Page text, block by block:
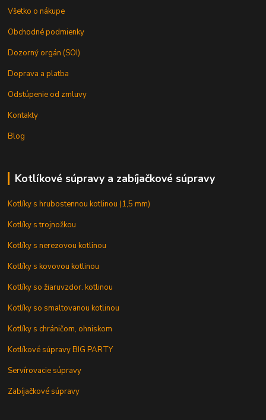
Všetko o nákupe
Obchodné podmienky
Dozorný orgán (SOI)
Doprava a platba
Odstúpenie od zmluvy
Kontakty
Blog
Kotlíkové súpravy a zabíjačkové súpravy
Kotlíky s hrubostennou kotlinou (1,5 mm)
Kotlíky s trojnožkou
Kotlíky s nerezovou kotlinou
Kotlíky s kovovou kotlinou
Kotlíky so žiaruvzdor. kotlinou
Kotlíky so smaltovanou kotlinou
Kotlíky s chráničom, ohniskom
Kotlíkové súpravy BIG PARTY
Servírovacie súpravy
Zabíjačkové súpravy